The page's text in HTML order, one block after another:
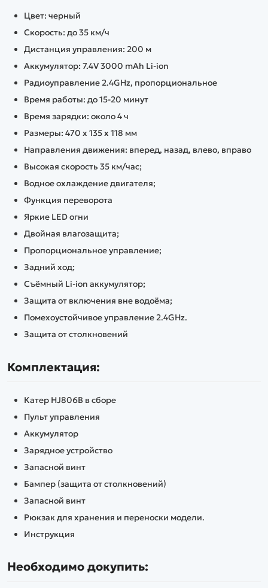
Цвет: черный
Скорость: до 35 км/ч
Дистанция управления: 200 м
Аккумулятор: 7.4V 3000 mAh Li-ion
Радиоуправление 2.4GHz, пропорциональное
Время работы: до 15-20 минут
Время зарядки: около 4 ч
Размеры: 470 x 135 x 118 мм
Направления движения: вперед, назад, влево, вправо
Высокая скорость 35 км/час;
Водное охлаждение двигателя;
Функция переворота
Яркие LED огни
Двойная влагозащита;
Пропорциональное управление;
Задний ход;
Съёмный Li-ion аккумулятор;
Защита от включения вне водоёма;
Помехоустойчивое управление 2.4GHz.
Защита от столкновений
Комплектация:
Катер HJ806B в сборе
Пульт управления
Аккумулятор
Зарядное устройство
Запасной винт
Бампер (защита от столкновений)
Запасной винт
Рюкзак для хранения и переноски модели.
Инструкция
Необходимо докупить: